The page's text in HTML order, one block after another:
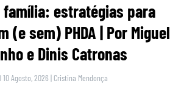
família: estratégias para
(e sem) PHDA | Por Miguel
e Dinis Catronas
10 Agosto, 2026 | Cristina Mendonça